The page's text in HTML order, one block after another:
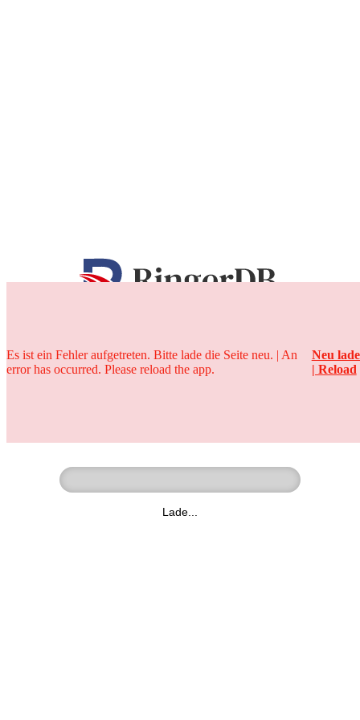
25 Jahre
Lade...
Es ist ein Fehler aufgetreten. Bitte lade die Seite neu. | An
error has occurred. Please reload the app.
Neu
| Reload